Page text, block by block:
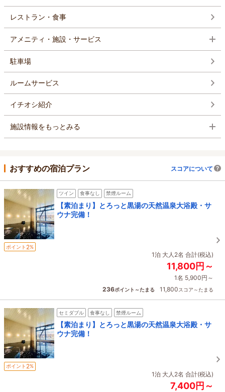
レストラン・食事
アメニティ・施設・サービス
駐車場
ルームサービス
イチオシ紹介
施設情報をもっとみる
おすすめの宿泊プラン スコアについて
ツイン 食事なし 禁煙ルーム
【素泊まり】とろっと黒湯の天然温泉大浴殿・サ
ウナ完備！
ポイント 2%
1泊 大人2名 合計(税込)
11,800円～
1名 5,900円～
236ポイント～たまる 11,800スコア～たまる
セミダブル 食事なし 禁煙ルーム
【素泊まり】とろっと黒湯の天然温泉大浴殿・サ
ウナ完備！
ポイント 2%
1泊 大人2名 合計(税込)
7,400円～